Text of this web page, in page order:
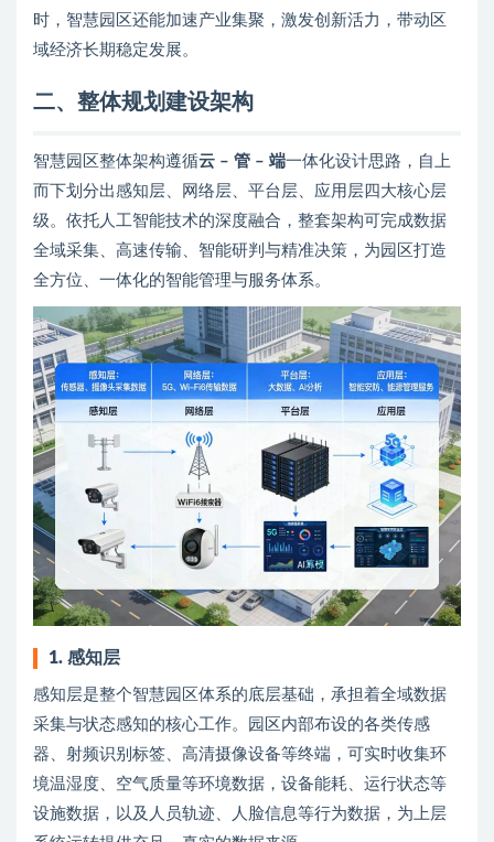
时，智慧园区还能加速产业集聚，激发创新活力，带动区
域经济长期稳定发展。
二、整体规划建设架构
智慧园区整体架构遵循云 – 管 – 端一体化设计思路，自上
而下划分出感知层、网络层、平台层、应用层四大核心层
级。依托人工智能技术的深度融合，整套架构可完成数据
全域采集、高速传输、智能研判与精准决策，为园区打造
全方位、一体化的智能管理与服务体系。
1. 感知层
感知层是整个智慧园区体系的底层基础，承担着全域数据
采集与状态感知的核心工作。园区内部布设的各类传感
器、射频识别标签、高清摄像设备等终端，可实时收集环
境温湿度、空气质量等环境数据，设备能耗、运行状态等
设施数据，以及人员轨迹、人脸信息等行为数据，为上层